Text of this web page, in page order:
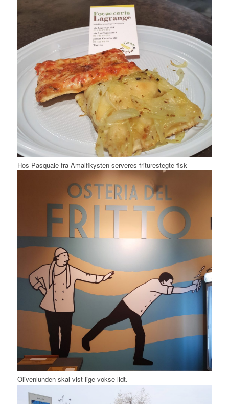
Hos Pasquale fra Amalfikysten serveres friturestegte fisk
Olivenlunden skal vist lige vokse lidt.